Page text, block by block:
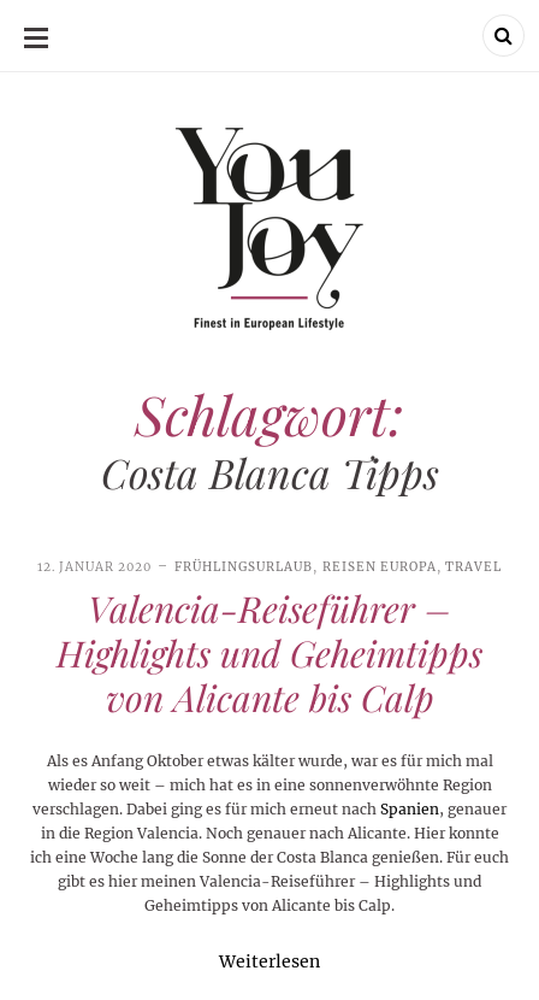
SKIP
Schlagwort:
Costa Blanca Tipps
12. JANUAR 2020 FRÜHLINGSURLAUB, REISEN EUROPA, TRAVEL
Valencia-Reiseführer –
Highlights und Geheimtipps
von Alicante bis Calp
Als es Anfang Oktober etwas kälter wurde, war es für mich mal
wieder so weit – mich hat es in eine sonnenverwöhnte Region
verschlagen. Dabei ging es für mich erneut nach Spanien, genauer
in die Region Valencia. Noch genauer nach Alicante. Hier konnte
ich eine Woche lang die Sonne der Costa Blanca genießen. Für euch
gibt es hier meinen Valencia-Reiseführer – Highlights und
Geheimtipps von Alicante bis Calp.
Weiterlesen